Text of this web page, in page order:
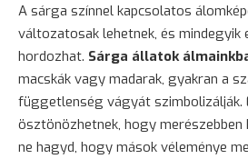
A sárga színnel kapcsolatos
változatosak lehetnek, és mindegyik
hordozhat. Sárga állatok
macskák vagy madarak, gyakran a
függetlenség vágyát szimbolizálják.
ösztönözhetnek, hogy
ne hagyd, hogy mások véleménye